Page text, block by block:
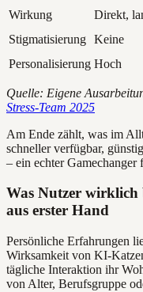
Wirkung
Direkt,
Stigmatisierung Keine
Personalisierung Hoch
Quelle: Eigene
Stress-Team 2025
Am Ende zählt, was im
schneller verfügbar,
– ein echter Gamechanger
Was Nutzer
aus erster Hand
Persönliche Erfahrungen
Wirksamkeit von KI-
tägliche Interaktion ihr
von Alter, Berufsgruppe